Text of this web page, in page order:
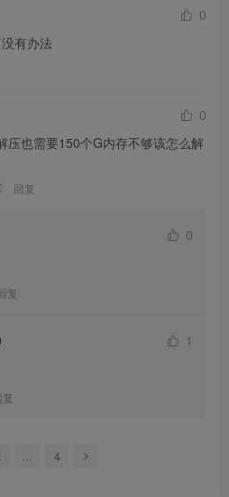
0
有办法
0
压也需要150个G内存不够该怎么解
回复
0
复
1
4